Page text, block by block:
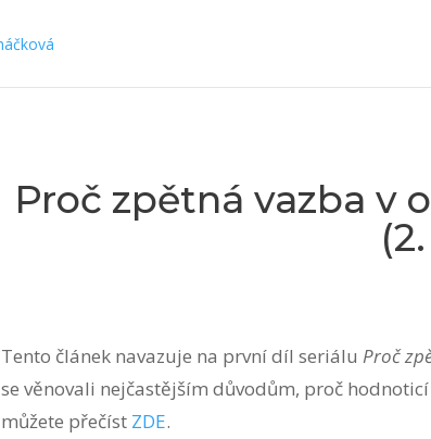
Proč zpětná vazba v
Tento článek navazuje na první díl seriálu Proč
se věnovali nejčastějším důvodům, proč
můžete přečíst ZDE.